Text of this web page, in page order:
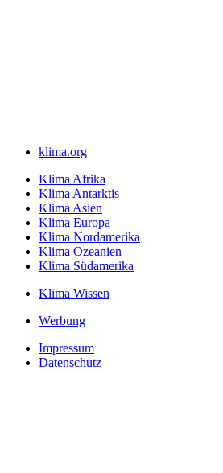
klima.org
Klima Afrika
Klima Antarktis
Klima Asien
Klima Europa
Klima Nordamerika
Klima Ozeanien
Klima Südamerika
Klima Wissen
Werbung
Impressum
Datenschutz